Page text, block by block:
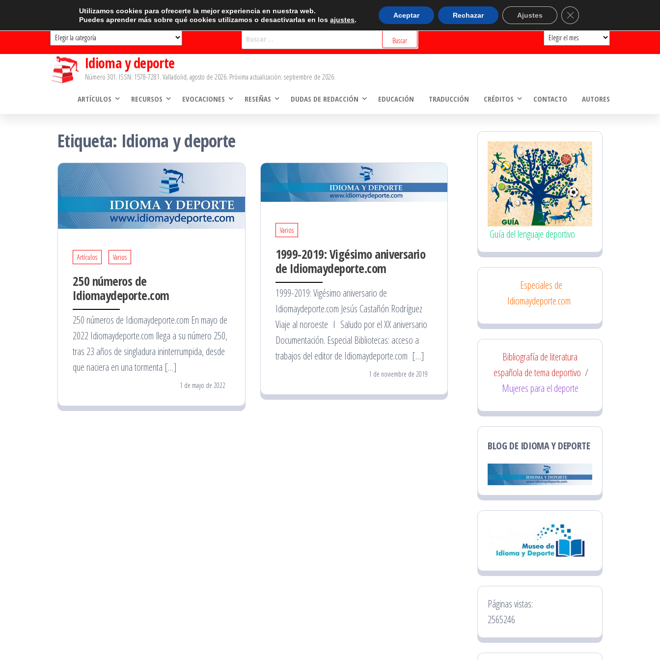
CATEGORÍAS
Categorías
BUSCADOR ARCHIVOS
Archivos
Idioma y deporte
Número 301. ISSN: 1578-7281. Valladolid, agosto de 2026. Próxima actualización: septiembre de 2026.
ARTÍCULOS RECURSOS EVOCACIONES RESEÑAS DUDAS DE REDACCIÓN EDUCACIÓN TRADUCCIÓN CRÉDITOS CONTACTO AUTORES
Etiqueta: Idioma y deporte
Artículos Varios
250 números de
Idiomaydeporte.com
250 números de Idiomaydeporte.com En mayo de
2022 Idiomaydeporte.com llega a su número 250,
tras 23 años de singladura ininterrumpida, desde
que naciera en una tormenta […]
1 de mayo de 2022
Varios
1999-2019: Vigésimo aniversario
de Idiomaydeporte.com
1999-2019: Vigésimo aniversario de
Idiomaydeporte.com Jesús Castañón Rodríguez
Viaje al noroeste I Saludo por el XX aniversario
Documentación. Especial Bibliotecas: acceso a
trabajos del editor de Idiomaydeporte.com […]
1 de noviembre de 2019
Guía del lenguaje deportivo
Especiales de
Idiomaydeporte.com
Bibliografía de literatura
española de tema deportivo /
Mujeres para el deporte
BLOG DE IDIOMA Y DEPORTE
Páginas vistas:
2565246
Utilizamos cookies para ofrecerte la mejor experiencia en nuestra web.
Puedes aprender más sobre qué cookies utilizamos o desactivarlas en losajustes.
Aceptar Rechazar Ajustes Cerrar el banner de cookies